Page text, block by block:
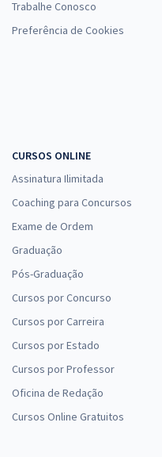
Trabalhe Conosco
Preferência de Cookies
CURSOS ONLINE
Assinatura Ilimitada
Coaching para Concursos
Exame de Ordem
Graduação
Pós-Graduação
Cursos por Concurso
Cursos por Carreira
Cursos por Estado
Cursos por Professor
Oficina de Redação
Cursos Online Gratuitos